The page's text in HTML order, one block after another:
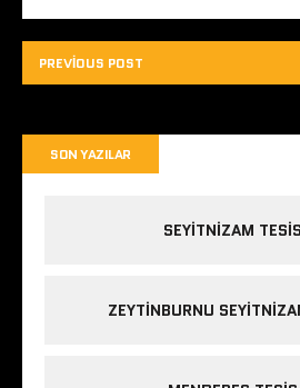
PREVIOUS POST
SON YAZILAR
SEYITNIZAM
ZEYTINBURNU